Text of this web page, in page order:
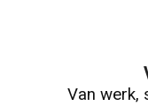
Van werk,